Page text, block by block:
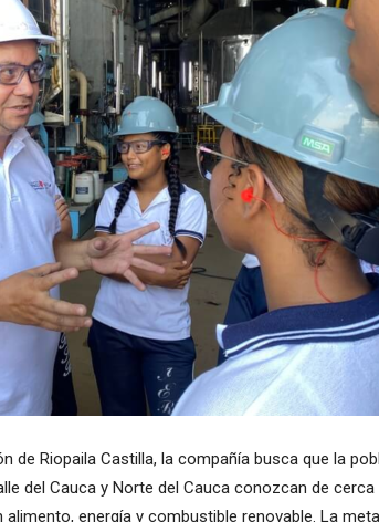
de Riopaila Castilla, la compañía busca que la
del Cauca y Norte del Cauca conozcan de cerca
energía y combustible renovable. La